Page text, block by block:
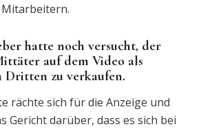
hatte noch versucht, der
auf dem Video als
Dritten zu verkaufen.
rächte sich für die Anzeige und
Gericht darüber, dass es sich bei